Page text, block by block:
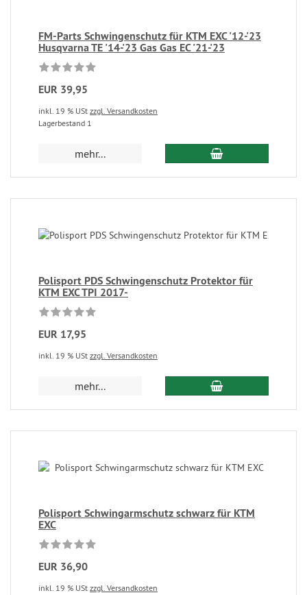
FM-Parts Schwingenschutz für KTM EXC '12-'23
Husqvarna TE '14-'23 Gas Gas EC '21-'23
EUR 39,95
inkl. 19 % USt zzgl. Versandkosten
Lagerbestand 1
mehr...
Polisport PDS Schwingenschutz Protektor für
KTM EXC TPI 2017-
EUR 17,95
inkl. 19 % USt zzgl. Versandkosten
mehr...
Polisport Schwingarmschutz schwarz für KTM
EXC
EUR 36,90
inkl. 19 % USt zzgl. Versandkosten